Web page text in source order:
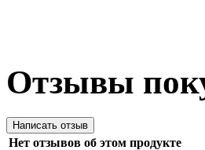
Отзывы
Нет отзывов об этом продукте